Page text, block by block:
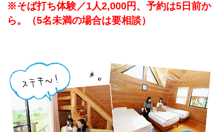
※そば打ち体験／1人2,000円、予約は5日前か
ら。（5名未満の場合は要相談）